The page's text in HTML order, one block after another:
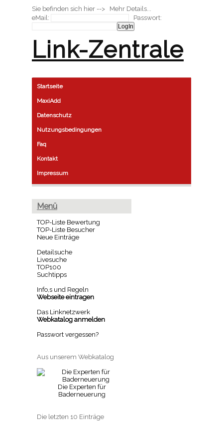
Sie befinden sich hier --> Mehr Details...
eMail:
Passwort:
Link-Zentrale
Startseite
MaxiAdd
Datenschutz
Nutzungsbedingungen
Faq
Kontakt
Impressum
Menü
TOP-Liste Bewertung
TOP-Liste Besucher
Neue Einträge
Detailsuche
Livesuche
TOP100
Suchtipps
Info,s und Regeln
Webseite eintragen
Das Linknetzwerk
Webkatalog anmelden
Passwort vergessen?
Aus unserem Webkatalog
Die Experten für
Baderneuerung
Die letzten 10 Einträge